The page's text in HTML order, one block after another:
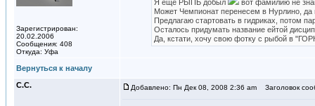
Зарегистрирован:
20.02.2006
Сообщения: 408
Откуда: Уфа
Я ещё РЫПЬ добыл
вот фамилию не
Может Чемпионат перенесем в Нурлино, да
Предлагаю стартовать в гидриках, потом
Осталось придумать название ейтой
Да, кстати, хочу свою фотку с рыбой в
Вернуться к началу
С.С.
Добавлено: Пн Дек 08, 2008 2:36 am Заголовок